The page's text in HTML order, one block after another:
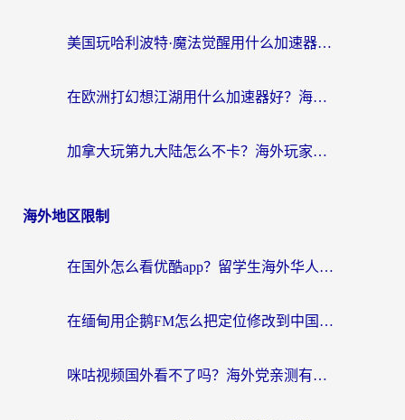
美国玩哈利波特·魔法觉醒用什么加速器？告别延迟的终极指南（含免费QQ炫舞方案+印尼妄想山海秘籍）
在欧洲打幻想江湖用什么加速器好？海外玩家国服游戏畅玩指南
加拿大玩第九大陆怎么不卡？海外玩家国服游戏加速全攻略（附足球世界萤火突击实测）
海外地区限制
在国外怎么看优酷app？留学生海外华人必看的无限制追剧指南
在缅甸用企鹅FM怎么把定位修改到中国国内？海外党解决地域限制的实用指南
咪咕视频国外看不了吗？海外党亲测有效的回国加速解决方案